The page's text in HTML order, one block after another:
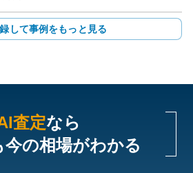
して事例をもっと見る
査定なら
今の相場がわかる